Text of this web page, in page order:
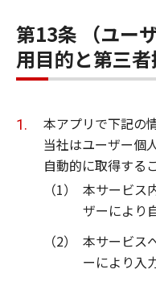
第13条 （ユー
用目的と第三者
本アプリで下記の
当社はユーザー個
自動的に取得する
（1）
本サービス
ザーにより
（2）
本サービス
ーにより入